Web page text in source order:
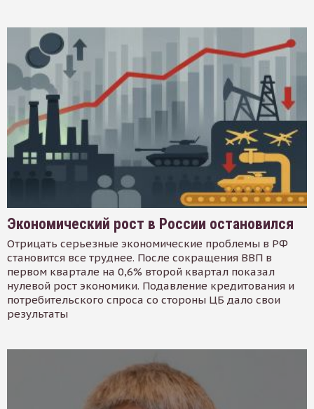
Экономический рост в России остановился
Отрицать серьезные экономические проблемы в РФ
становится все труднее. После сокращения ВВП в
первом квартале на 0,6% второй квартал показал
нулевой рост экономики. Подавление кредитования и
потребительского спроса со стороны ЦБ дало свои
результаты